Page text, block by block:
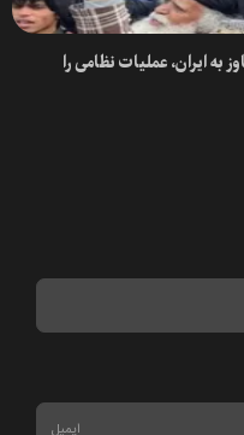
به ایران، عملیات‌ نظامی را